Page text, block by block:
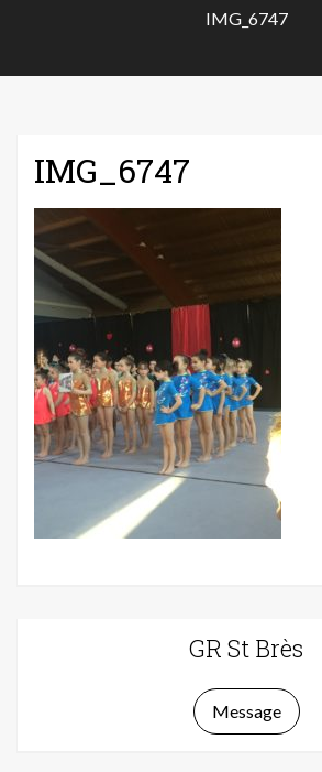
IMG_6747
IMG_6747
GR St Brès
Message